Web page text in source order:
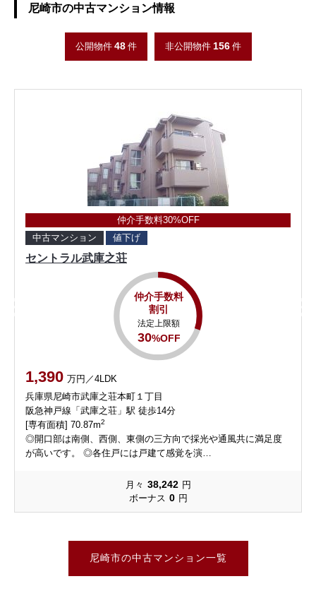
尼崎市の中古マンション情報
公開物件 48 件 非公開物件 156 件
仲介手数料30%OFF
中古マンション
値下げ
セントラル武庫之荘
仲介手数料
割引
法定上限額
30%OFF
1,390 万円／4LDK
兵庫県尼崎市武庫之荘本町１丁目
阪急神戸線「武庫之荘」駅 徒歩14分
[専有面積] 70.87m2
◎開口部は南側、西側、東側の三方向で採光や通風共に満足度
が高いです。 ◎各住戸には戸建て感覚を演…
月々 38,242 円
ボーナス 0 円
尼崎市の中古マンション一覧